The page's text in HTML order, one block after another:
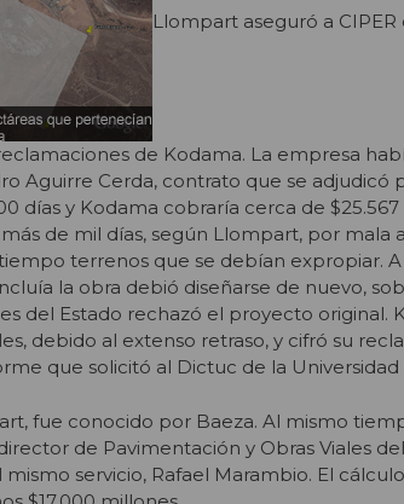
Llompart aseguró a CIPER
de Kodama. La empresa
Aguirre Cerda, contrato que se adjudicó
días y Kodama cobraría cerca de
de mil días, según Llompart, por mala
terrenos que se debían expropiar.
la obra debió diseñarse de nuevo,
del Estado rechazó el proyecto original.
debido al extenso retraso, y cifró su
que solicitó al Dictuc de la Universidad
fue conocido por Baeza. Al mismo
de Pavimentación y Obras Viales
servicio, Rafael Marambio. El